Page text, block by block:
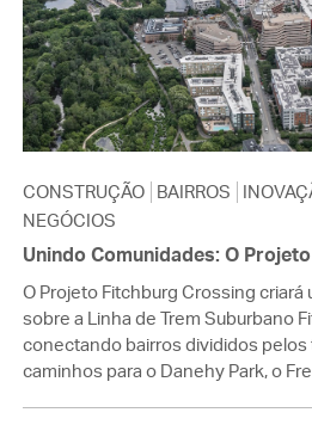
CONSTRUÇÃO BAIRROS
NEGÓCIOS
Unindo Comunidades: O
O Projeto Fitchburg Crossing criará
sobre a Linha de Trem Suburbano
conectando bairros divididos
caminhos para o Danehy Park, o